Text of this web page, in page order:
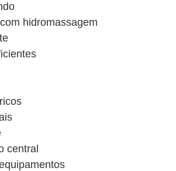
hidromassagem
central